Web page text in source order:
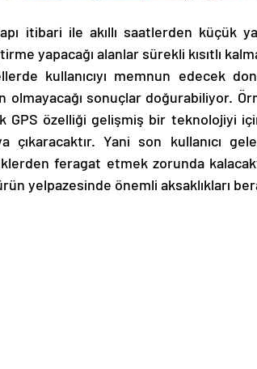
itibari ile akıllı saatlerden küçük
yapacağı alanlar sürekli kısıtlı
kullanıcıyı memnun edecek
olmayacağı sonuçlar doğurabiliyor.
GPS özelliği gelişmiş bir teknolojiyi
çıkaracaktır. Yani son kullanıcı
feragat etmek zorunda
yelpazesinde önemli aksaklıkları